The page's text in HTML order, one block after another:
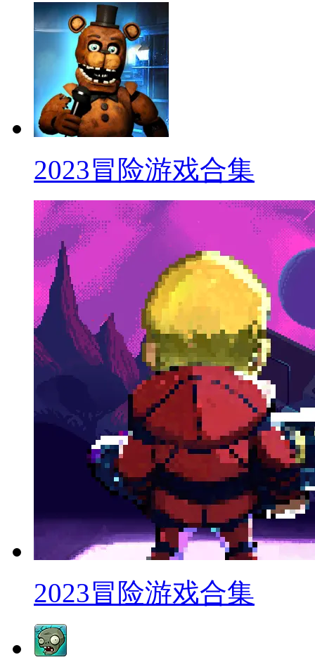
2023冒险游戏合集
2023冒险游戏合集